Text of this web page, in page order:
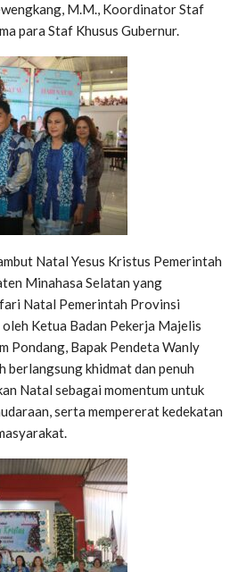
M.M., Koordinator Staf
para Staf Khusus Gubernur.
Natal Yesus Kristus Pemerintah
Minahasa Selatan yang
Natal Pemerintah Provinsi
Ketua Badan Pekerja Majelis
Pondang, Bapak Pendeta Wanly
berlangsung khidmat dan penuh
Natal sebagai momentum untuk
serta mempererat kedekatan